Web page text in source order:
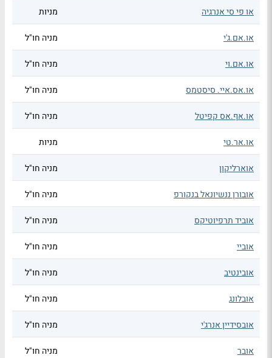
או פי סי אנרגיה מניות
או.אם.ג'י מניה חו"ל
או.אם.וי מניה חו"ל
או.אס.איי. סיסטמס מניה חו"ל
או.אף.אס קפיטל מניה חו"ל
או.אר.טי מניות
אוארליקון מניה חו"ל
אובורן ננשיונאל בנקורפ מניה חו"ל
אוביד תרפיוטיקס מניה חו"ל
אוביי מניה חו"ל
אובינטיב מניה חו"ל
אובלונג מניה חו"ל
אובסידיין אנרג'י מניה חו"ל
אובר מניה חו"ל